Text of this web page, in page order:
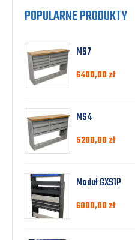
POPULARNE PRODUKTY
MS7
6400,00 zł
MS4
5200,00 zł
Moduł GXS1P
6000,00 zł